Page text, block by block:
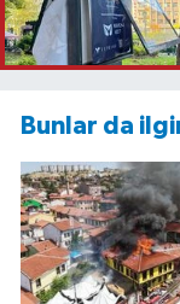
Bunlar da